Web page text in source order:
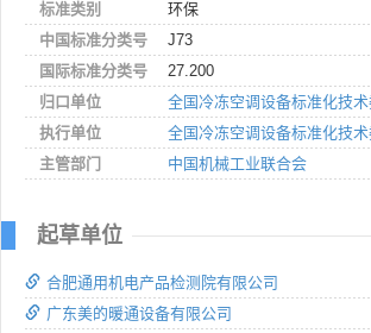
标准类别
环保
中国标准分类号
J73
国际标准分类号
27.200
归口单位
全国冷冻空调设备标准化技
执行单位
全国冷冻空调设备标准化技
主管部门
中国机械工业联合会
起草单位
合肥通用机电产品检测院有限公司
广东美的暖通设备有限公司